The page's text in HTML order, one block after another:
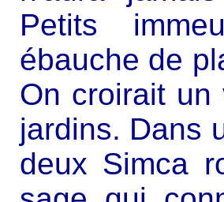
Petits
ébauche de
On croirait un
jardins. Dans
deux Simca